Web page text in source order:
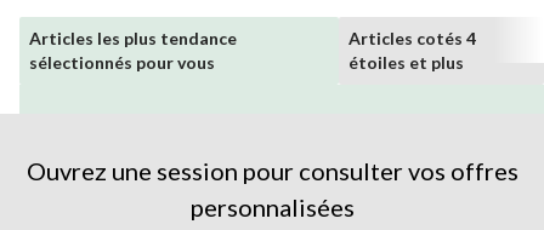
Articles les plus tendance
sélectionnés pour vous
Articles cotés 4
étoiles et plus
Ouvrez une session pour consulter vos offres
personnalisées